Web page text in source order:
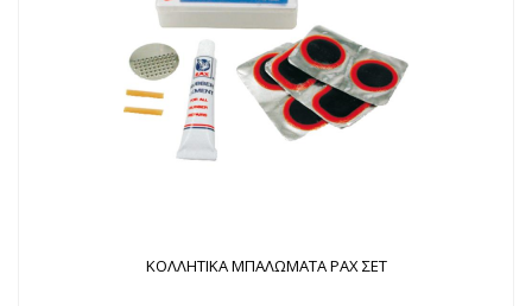
ΚΟΛΛΗΤΙΚΑ ΜΠΑΛΩΜΑΤΑ PAX ΣΕΤ